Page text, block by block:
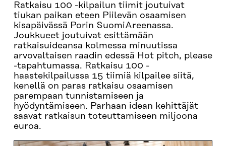
Ratkaisu 100 -kilpailun tiimit joutuivat
tiukan paikan eteen Piilevän osaamisen
kisapäivässä Porin SuomiAreenassa.
Joukkueet joutuivat esittämään
ratkaisuideansa kolmessa minuutissa
arvovaltaisen raadin edessä Hot pitch, please
-tapahtumassa. Ratkaisu 100 -
haastekilpailussa 15 tiimiä kilpailee siitä,
kenellä on paras ratkaisu osaamisen
parempaan tunnistamiseen ja
hyödyntämiseen. Parhaan idean kehittäjät
saavat ratkaisun toteuttamiseen miljoona
euroa.